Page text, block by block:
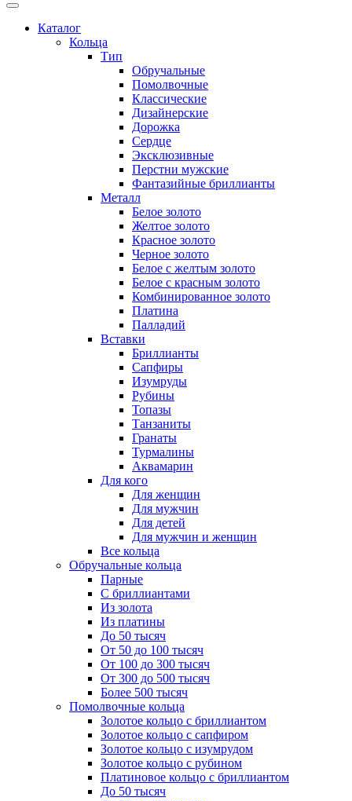
Каталог
Кольца
Тип
Обручальные
Помолвочные
Классические
Дизайнерские
Дорожка
Сердце
Эксклюзивные
Перстни мужские
Фантазийные бриллианты
Металл
Белое золото
Желтое золото
Красное золото
Черное золото
Белое с желтым золото
Белое с красным золото
Комбинированное золото
Платина
Палладий
Вставки
Бриллианты
Сапфиры
Изумруды
Рубины
Топазы
Танзаниты
Гранаты
Турмалины
Аквамарин
Для кого
Для женщин
Для мужчин
Для детей
Для мужчин и женщин
Все кольца
Обручальные кольца
Парные
С бриллиантами
Из золота
Из платины
До 50 тысяч
От 50 до 100 тысяч
От 100 до 300 тысяч
От 300 до 500 тысяч
Более 500 тысяч
Помолвочные кольца
Золотое кольцо с бриллиантом
Золотое кольцо с сапфиром
Золотое кольцо с изумрудом
Золотое кольцо с рубином
Платиновое кольцо с бриллиантом
До 50 тысяч